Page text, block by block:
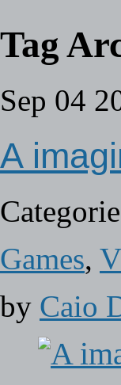
Tag
Sep 04
A
Games,
by Caio